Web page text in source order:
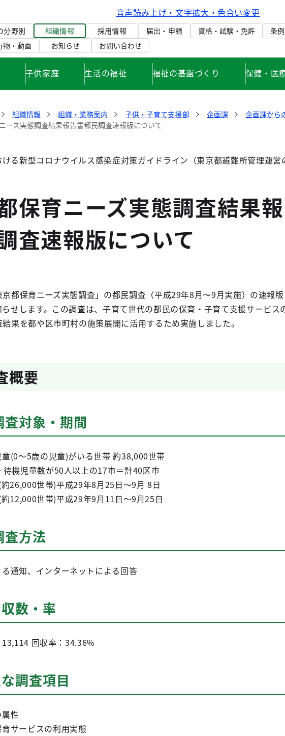
音声読み上げ・文字拡大・色合い変更
分野別 組織情報 採用情報 届出・申請 資格・試験・免許
条
物・動画
お知らせ お問い合わせ
子供家庭 生活の福祉 福祉の基盤づくり 保健・医
組織情報 組織・業務案内 子供・子育て支援部 企画課
企画課から
ーズ実態調査結果報告書都民調査速報版について
る新型コロナウイルス感染症対策ガイドライン（東京都避難所管理運営
保育ニーズ実態調査結果
査速報版について
都保育ニーズ実態調査」の都民調査（平成29年8月～9月実施）の速報
せします。この調査は、子育て世代の都民の保育・子育て支援サービス
果を都や区市町村の施策展開に活用するため実施しました。
概要
査対象・期間
(0～5歳の児童)がいる世帯 約38,000世帯
機児童数が50人以上の17市＝計40区市
26,000世帯)平成29年8月25日～9月 8日
12,000世帯)平成29年9月11日～9月25日
査方法
通知、インターネットによる回答
収数・率
13,114 回収率：34.36%
な調査項目
性
サービスの利用実態